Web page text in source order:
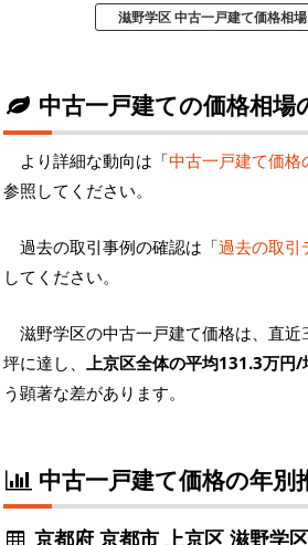
滋野学区 中古一戸建て価格相
中古一戸建ての価格相場
より詳細な動向は「中古一戸建て価格
参照してください。
過去の取引事例の確認は「過去の取引
してください。
滋野学区の中古一戸建て価格は、直
坪に達し、
上京区全体の平均131.3万円
う顕著な差があります。
中古一戸建て価格の年別
京都府 京都市 上京区 滋野学